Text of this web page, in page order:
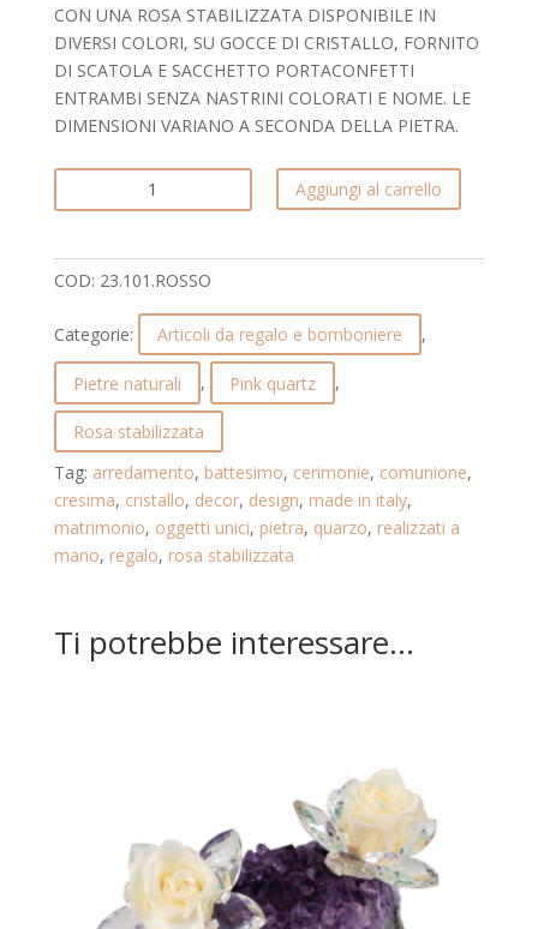
CON UNA ROSA STABILIZZATA DISPONIBILE IN
DIVERSI COLORI, SU GOCCE DI CRISTALLO, FORNITO
DI SCATOLA E SACCHETTO PORTACONFETTI
ENTRAMBI SENZA NASTRINI COLORATI E NOME. LE
DIMENSIONI VARIANO A SECONDA DELLA PIETRA.
PIETRA
QUARZO
ROSA
UNA
ROSA
STABILIZZATA
GOCCE
DI
CRISTALLO.
PINK
QUARTZ.
Aggiungi al carrello
COD: 23.101.ROSSO
Categorie: Articoli da regalo e bomboniere ,
Pietre naturali , Pink quartz ,
Rosa stabilizzata
Tag: arredamento, battesimo, cerimonie, comunione,
cresima, cristallo, decor, design, made in italy,
matrimonio, oggetti unici, pietra, quarzo, realizzati a
mano, regalo, rosa stabilizzata
Ti potrebbe interessare…